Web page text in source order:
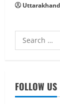
Search
for:
FOLLOW US